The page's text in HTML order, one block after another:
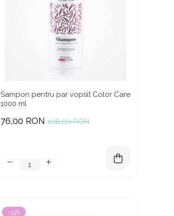
Sampon pentru par vopsit Color Care
1000 ml
108,00 RON
76,00 RON
-33%